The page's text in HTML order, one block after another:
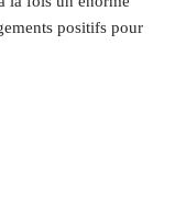
positifs pour